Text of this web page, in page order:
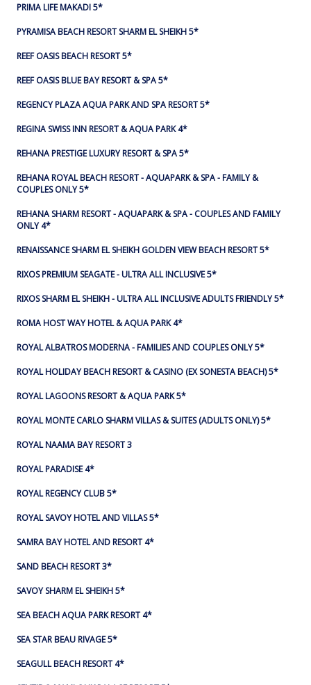
PRIMA LIFE MAKADI 5*
PYRAMISA BEACH RESORT SHARM EL SHEIKH 5*
REEF OASIS BEACH RESORT 5*
REEF OASIS BLUE BAY RESORT & SPA 5*
REGENCY PLAZA AQUA PARK AND SPA RESORT 5*
REGINA SWISS INN RESORT & AQUA PARK 4*
REHANA PRESTIGE LUXURY RESORT & SPA 5*
REHANA ROYAL BEACH RESORT - AQUAPARK & SPA - FAMILY &
COUPLES ONLY 5*
REHANA SHARM RESORT - AQUAPARK & SPA - COUPLES AND FAMILY
ONLY 4*
RENAISSANCE SHARM EL SHEIKH GOLDEN VIEW BEACH RESORT 5*
RIXOS PREMIUM SEAGATE - ULTRA ALL INCLUSIVE 5*
RIXOS SHARM EL SHEIKH - ULTRA ALL INCLUSIVE ADULTS FRIENDLY 5*
ROMA HOST WAY HOTEL & AQUA PARK 4*
ROYAL ALBATROS MODERNA - FAMILIES AND COUPLES ONLY 5*
ROYAL HOLIDAY BEACH RESORT & CASINO (EX SONESTA BEACH) 5*
ROYAL LAGOONS RESORT & AQUA PARK 5*
ROYAL MONTE CARLO SHARM VILLAS & SUITES (ADULTS ONLY) 5*
ROYAL NAAMA BAY RESORT 3
ROYAL PARADISE 4*
ROYAL REGENCY CLUB 5*
ROYAL SAVOY HOTEL AND VILLAS 5*
SAMRA BAY HOTEL AND RESORT 4*
SAND BEACH RESORT 3*
SAVOY SHARM EL SHEIKH 5*
SEA BEACH AQUA PARK RESORT 4*
SEA STAR BEAU RIVAGE 5*
SEAGULL BEACH RESORT 4*